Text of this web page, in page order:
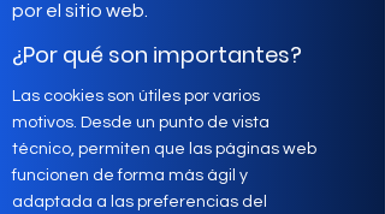
por el sitio web.
¿Por qué son importantes?
Las cookies son útiles por varios
motivos. Desde un punto de vista
técnico, permiten que las páginas web
funcionen de forma más ágil y
adaptada a las preferencias del